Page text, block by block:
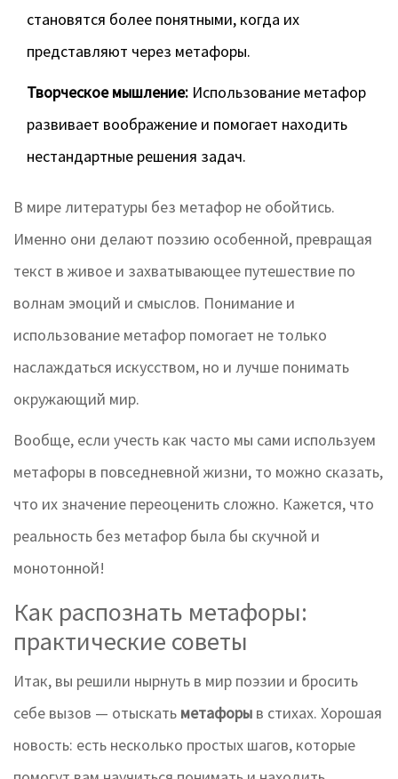
становятся более понятными, когда их
представляют через метафоры.
Творческое мышление: Использование метафор
развивает воображение и помогает находить
нестандартные решения задач.
В мире литературы без метафор не обойтись.
Именно они делают поэзию особенной, превращая
текст в живое и захватывающее путешествие по
волнам эмоций и смыслов. Понимание и
использование метафор помогает не только
наслаждаться искусством, но и лучше понимать
окружающий мир.
Вообще, если учесть как часто мы сами используем
метафоры в повседневной жизни, то можно сказать,
что их значение переоценить сложно. Кажется, что
реальность без метафор была бы скучной и
монотонной!
Как распознать метафоры:
практические советы
Итак, вы решили нырнуть в мир поэзии и бросить
себе вызов — отыскать метафоры в стихах. Хорошая
новость: есть несколько простых шагов, которые